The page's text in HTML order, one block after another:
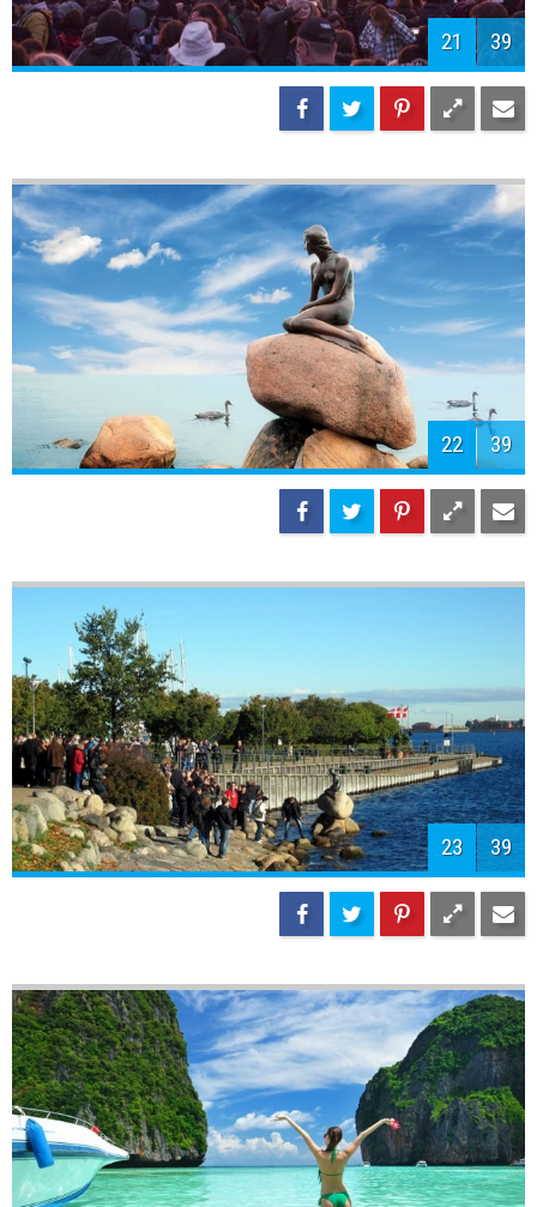
21 39
22 39
23 39